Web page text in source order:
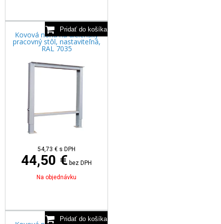
Kovová noha na dielenský
pracovný stôl, nastaviteľná,
RAL 7035
54,73 € s DPH
44,50 € bez DPH
Na objednávku